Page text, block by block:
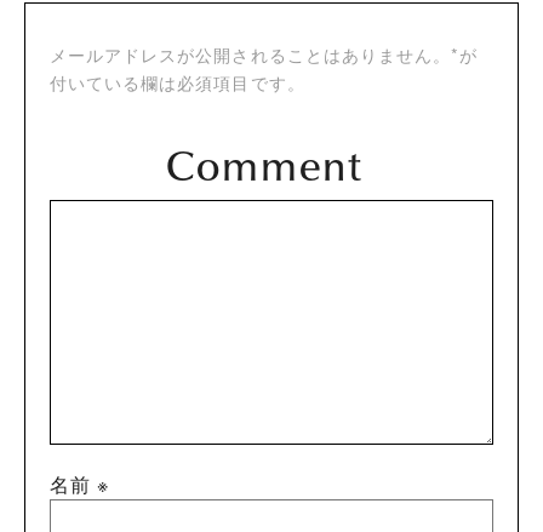
メールアドレスが公開されることはありません。*が
付いている欄は必須項目です。
名前※